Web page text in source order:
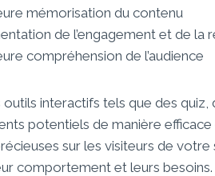
mémorisation du contenu
de l’engagement et de la
compréhension de l’audience
outils interactifs tels que des
potentiels de manière
sur les visiteurs de
comportement et leurs besoins.